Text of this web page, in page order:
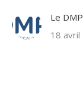
Le
18